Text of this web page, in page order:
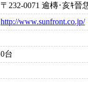
〒232-0071 逾槫･亥ｷ
http://www.sunfront.co.jp/
0台